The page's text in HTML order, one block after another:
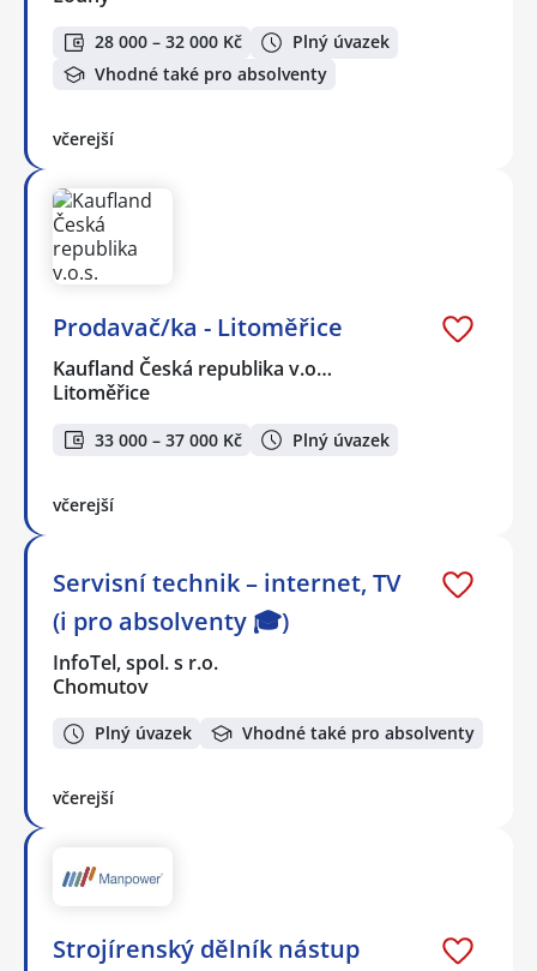
28 000 – 32 000 Kč
Plný úvazek
Vhodné také pro absolventy
včerejší
Prodavač/ka - Litoměřice
Kaufland Česká republika v.o…
Litoměřice
33 000 – 37 000 Kč Plný úvazek
včerejší
Servisní technik – internet, TV
(i pro absolventy 🎓)
InfoTel, spol. s r.o.
Chomutov
Plný úvazek Vhodné také pro absolventy
včerejší
Strojírenský dělník nástup